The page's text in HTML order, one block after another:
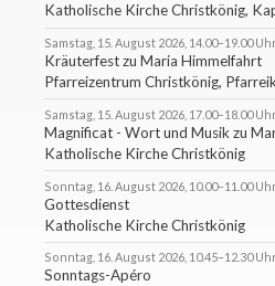
Katholische Kirche Christkönig,
Samstag, 15. August 2026, 14.00–19.00
Kräuterfest zu Maria Himmelfahrt
Pfarreizentrum Christkönig,
Samstag, 15. August 2026, 17.00–18.00
Magnificat - Wort und Musik zu
Katholische Kirche Christkönig
Sonntag, 16. August 2026, 10.00–11.00
Gottesdienst
Katholische Kirche Christkönig
Sonntag, 16. August 2026, 10.45–12.30
Sonntags-Apéro